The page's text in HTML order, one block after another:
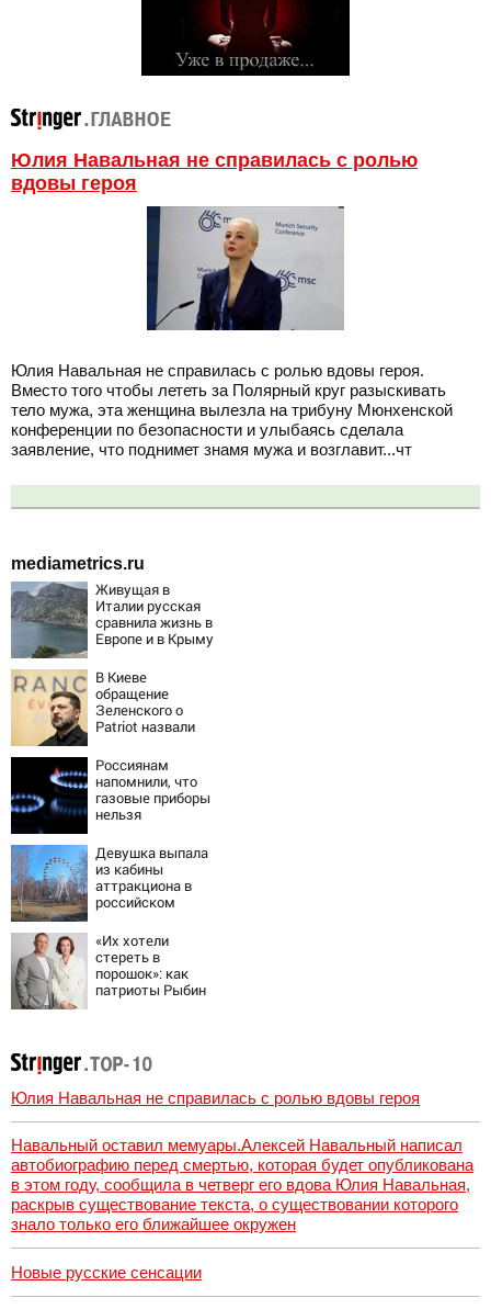
Юлия Навальная не справилась с ролью
вдовы героя
Юлия Навальная не справилась с ролью вдовы героя.
Вместо того чтобы лететь за Полярный круг разыскивать
тело мужа, эта женщина вылезла на трибуну Мюнхенской
конференции по безопасности и улыбаясь сделала
заявление, что поднимет знамя мужа и возглавит...чт
mediametrics.ru
Живущая в
Италии русская
сравнила жизнь в
Европе и в Крыму
В Киеве
обращение
Зеленского о
Patriot назвали
Россиянам
напомнили, что
газовые приборы
нельзя
самостоятельно
Девушка выпала
из кабины
аттракциона в
российском
«Их хотели
стереть в
порошок»: как
патриоты Рыбин
бизу»
Юлия Навальная не справилась с ролью вдовы героя
Навальный оставил мемуары.Алексей Навальный написал
автобиографию перед смертью, которая будет опубликована
в этом году, сообщила в четверг его вдова Юлия Навальная,
раскрыв существование текста, о существовании которого
знало только его ближайшее окружен
Новые русские сенсации